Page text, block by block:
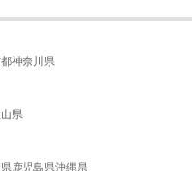
神奈川県
県
鹿児島県沖縄県